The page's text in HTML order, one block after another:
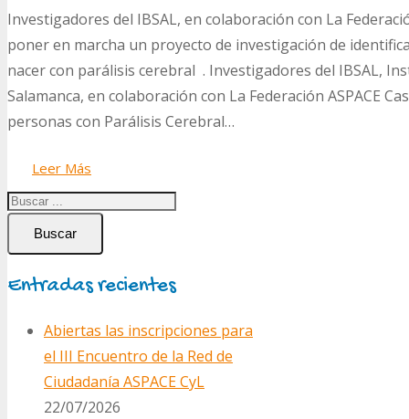
Investigadores del IBSAL, en colaboración con La
poner en marcha un proyecto de investigación de
nacer con parálisis cerebral . Investigadores del IBSAL,
Salamanca, en colaboración con La Federación ASPACE
personas con Parálisis Cerebral…
Leer Más
Buscar
Entradas recientes
Abiertas las inscripciones para
el III Encuentro de la Red de
Ciudadanía ASPACE CyL
22/07/2026